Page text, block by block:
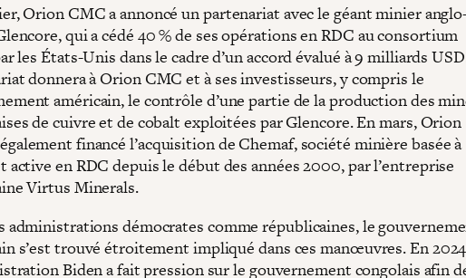
Orion CMC a annoncé un partenariat avec le géant minier
qui a cédé 40 % de ses opérations en RDC au consortium
les États-Unis dans le cadre d’un accord évalué à 9 milliards
donnera à Orion CMC et à ses investisseurs, y compris le
américain, le contrôle d’une partie de la production des
de cuivre et de cobalt exploitées par Glencore. En mars, Orion
financé l’acquisition de Chemaf, société minière basée à
active en RDC depuis le début des années 2000, par l’entreprise
Virtus Minerals.
administrations démocrates comme républicaines, le
s’est trouvé étroitement impliqué dans ces manœuvres. En
Biden a fait pression sur le gouvernement congolais afin